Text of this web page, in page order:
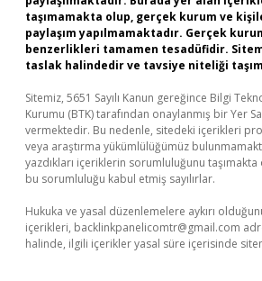
taşımamakta olup, gerçek kurum ve
paylaşım yapılmamaktadır. Gerçek
benzerlikleri tamamen tesadüfidir.
taslak halindedir ve tavsiye niteliği
Sitemiz, 5651 Sayılı Kanun gereğince Bilgi
Kurumu (BTK) tarafından onaylanmış bir Yer
vermektedir. Bu nedenle, sitedeki içerikleri
veya araştırma yükümlülüğümüz
yazdıkları içeriklerin sorumluluğunu
bu sorumluluğu kabul etmiş sayılırlar.
Hukuka ve yasal düzenlemelere aykırı
içerikleri, backlinkpanelicomtr@gmail.com
halinde, ilgili içerikler yasal süre içerisinde